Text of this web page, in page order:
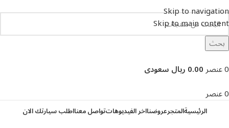
Skip to navigation
Skip to main content
بحث
0عنصر0.00 ريال سعودى
0عنصر
الرئيسيةالمتجرعروضنااخر الفيديوهاتتواصل معنااطلب سيارتك الان